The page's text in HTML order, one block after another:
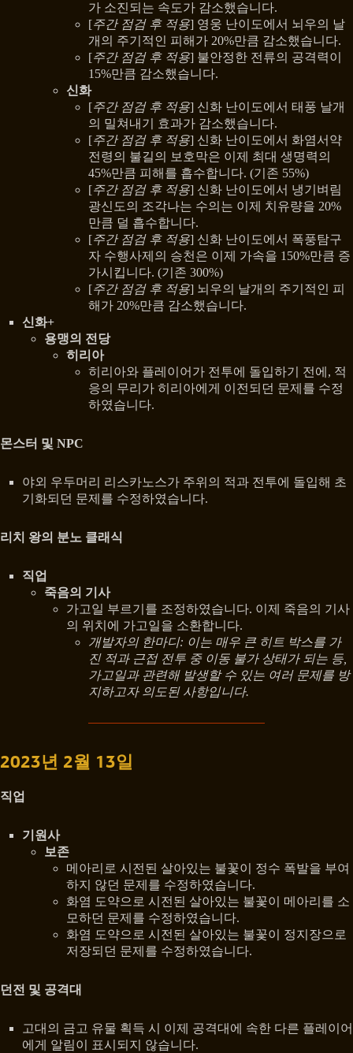
가 소진되는 속도가 감소했습니다.
[주간 점검 후 적용] 영웅 난이도에서 뇌우의 날
개의 주기적인 피해가 20%만큼 감소했습니다.
[주간 점검 후 적용] 불안정한 전류의 공격력이
15%만큼 감소했습니다.
신화
[주간 점검 후 적용] 신화 난이도에서 태풍 날개
의 밀쳐내기 효과가 감소했습니다.
[주간 점검 후 적용] 신화 난이도에서 화염서약
전령의 불길의 보호막은 이제 최대 생명력의
45%만큼 피해를 흡수합니다. (기존 55%)
[주간 점검 후 적용] 신화 난이도에서 냉기벼림
광신도의 조각나는 수의는 이제 치유량을 20%
만큼 덜 흡수합니다.
[주간 점검 후 적용] 신화 난이도에서 폭풍탐구
자 수행사제의 승천은 이제 가속을 150%만큼 증
가시킵니다. (기존 300%)
[주간 점검 후 적용] 뇌우의 날개의 주기적인 피
해가 20%만큼 감소했습니다.
신화+
용맹의 전당
히리아
히리아와 플레이어가 전투에 돌입하기 전에, 적
응의 무리가 히리아에게 이전되던 문제를 수정
하였습니다.
몬스터 및 NPC
야외 우두머리 리스카노스가 주위의 적과 전투에 돌입해 초
기화되던 문제를 수정하였습니다.
리치 왕의 분노 클래식
직업
죽음의 기사
가고일 부르기를 조정하였습니다. 이제 죽음의 기사
의 위치에 가고일을 소환합니다.
개발자의 한마디: 이는 매우 큰 히트 박스를 가
진 적과 근접 전투 중 이동 불가 상태가 되는 등,
가고일과 관련해 발생할 수 있는 여러 문제를 방
지하고자 의도된 사항입니다.
2023년 2월 13일
직업
기원사
보존
메아리로 시전된 살아있는 불꽃이 정수 폭발을 부여
하지 않던 문제를 수정하였습니다.
화염 도약으로 시전된 살아있는 불꽃이 메아리를 소
모하던 문제를 수정하였습니다.
화염 도약으로 시전된 살아있는 불꽃이 정지장으로
저장되던 문제를 수정하였습니다.
던전 및 공격대
고대의 금고 유물 획득 시 이제 공격대에 속한 다른 플레이어
에게 알림이 표시되지 않습니다.